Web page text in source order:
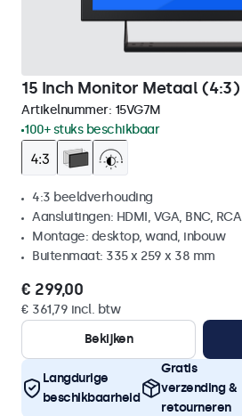
15 Inch Monitor Metaal (4:3)
Artikelnummer: 15VG7M
100+ stuks beschikbaar
4:3 beeldverhouding
Aansluitingen: HDMI, VGA, BNC, RCA
Montage: desktop, wand, inbouw
Buitenmaat: 335 x 259 x 38 mm
€ 299,00
€ 361,79 incl. btw
Bekijken
Langdurige
beschikbaarheid
Gratis
verzending &
retourneren